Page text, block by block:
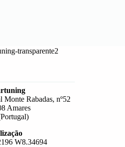
Monte Rabadas, nº52
Amares
W8.34694